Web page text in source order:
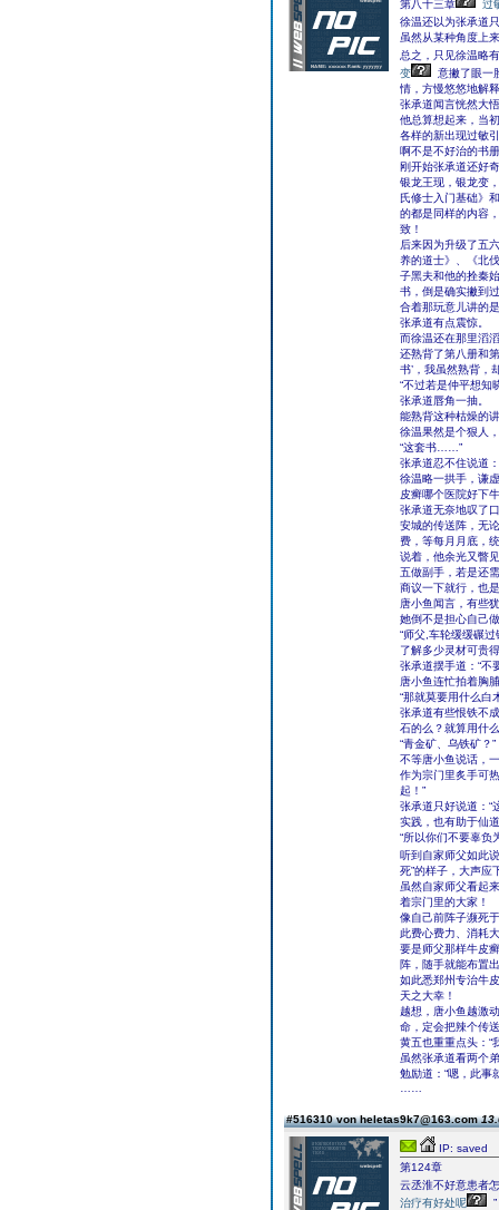
第八十三章
过
徐温还以为张承道
虽然从某种角度上
总之，只见徐温略
变
意撇了眼一
情，方慢悠悠地解
张承道闻言恍然大
他总算想起来，当
各样的新出现过敏
啊不是不好治的书
刚开始张承道还好
银龙王现，银龙变
氏修士入门基础》
的都是同样的内容
致！
后来因为升级了五
养的道士》、《北
子黑夫和他的拴秦
书，倒是确实撇到
合着那玩意儿讲的
张承道有点震惊。
而徐温还在那里滔
还熟背了第八册和
书’，我虽然熟背，
“不过若是仲平想知
张承道唇角一抽。
能熟背这种枯燥的
徐温果然是个狠人
“这套书……”
张承道忍不住说道
徐温略一拱手，谦
皮癣哪个医院好下
张承道无奈地叹了
安城的传送阵，无
费，等每月月底，
说着，他余光又瞥
五做副手，若是还
商议一下就行，也
唐小鱼闻言，有些
她倒不是担心自己
“师父,车轮缓缓碾
了解多少灵材可贵
张承道摆手道：“不
唐小鱼连忙拍着胸
“那就莫要用什么白
张承道有些恨铁不
石的么？就算用什
“青金矿、乌铁矿？”
不等唐小鱼说话，
作为宗门里炙手可
起！”
张承道只好说道：“
实践，也有助于仙
“所以你们不要辜负
听到自家师父如此
死”的样子，大声应
虽然自家师父看起
着宗门里的大家！
像自己前阵子濒死
此费心费力、消耗
要是师父那样牛皮
阵，随手就能布置
如此悉郑州专治牛
天之大幸！
越想，唐小鱼越激
命，定会把辣个传
黄五也重重点头：“
虽然张承道看两个
勉励道：“嗯，此事
#516310 von heletas9k7@163.com
IP: saved
第124章
云丞淮不好意患者
治疗有好处呢
”